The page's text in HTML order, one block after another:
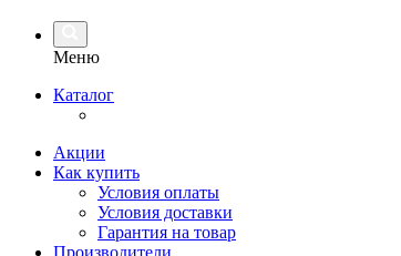
Меню
Каталог
Акции
Как купить
Условия оплаты
Условия доставки
Гарантия на товар
Производители